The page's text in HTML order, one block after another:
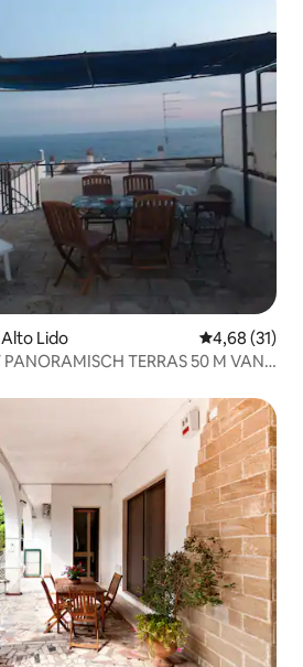
Lido Gemiddelde
4,68 (31)
TERRAS 50 M VAN